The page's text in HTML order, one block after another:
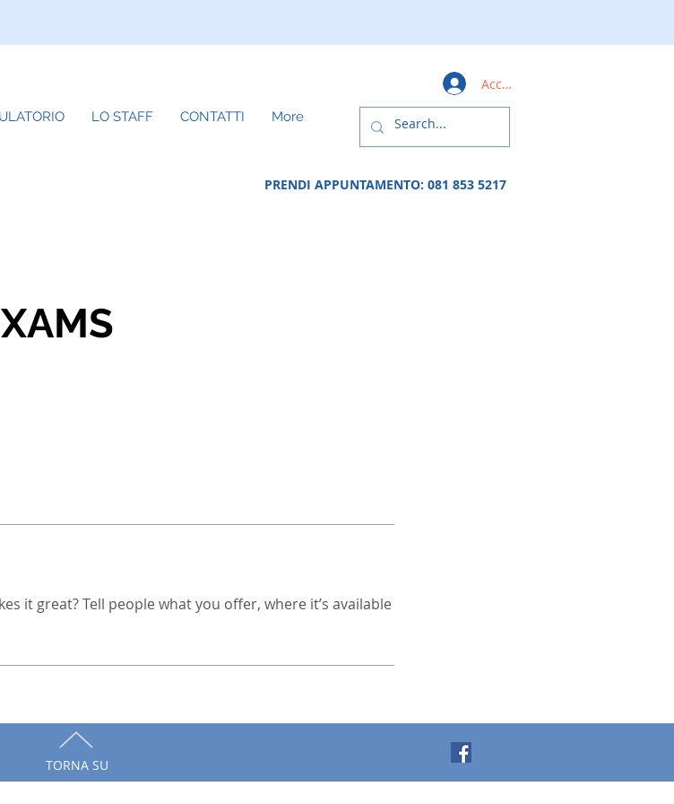
LO STAFF CONTATTI More
Accedi
PRENDI APPUNTAMENTO: 081 853 5217
it great? Tell people what you offer, where it’s available
TORNA SU